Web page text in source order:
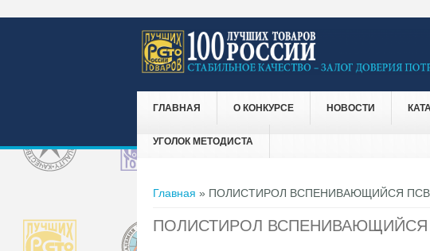
ГЛАВНАЯ О КОНКУРСЕ НОВОСТИ
УГОЛОК МЕТОДИСТА
Вы здесь
Главная » ПОЛИСТИРОЛ ВСПЕНИВАЮЩИЙСЯ
ПОЛИСТИРОЛ ВСПЕНИВАЮЩИЙСЯ